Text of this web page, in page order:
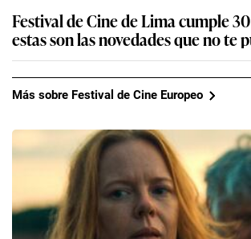
Festival de Cine de Lima cumple
estas son las novedades que no te
Más sobre Festival de Cine Europeo